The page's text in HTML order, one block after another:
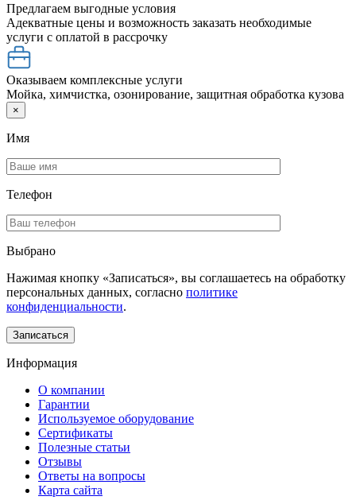
Предлагаем выгодные условия
Адекватные цены и возможность заказать необходимые
услуги с оплатой в рассрочку
Оказываем комплексные услуги
Мойка, химчистка, озонирование, защитная обработка кузова
×
Имя
Телефон
Выбрано
Нажимая кнопку «Записаться», вы соглашаетесь на обработку
персональных данных, согласно политике
конфиденциальности.
Информация
О компании
Гарантии
Используемое оборудование
Сертификаты
Полезные статьи
Отзывы
Ответы на вопросы
Карта сайта